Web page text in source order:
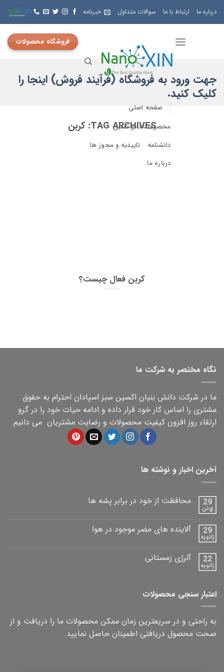
Skip
درباره ما ارتباط با ما سوالات متداول خبرنامه
صفحه اصلی
محصولات نانو کسین
دانشنامه
تاییدیه و مجوز ها
درباره ما
فروشگاه محصولات
جهت ورود به فروشگاه (فرآیند فروش) اینجا را
کلیک کنید.
TAG ARCHIVES: کربن
کربن فعال چیست؟
نگاه مختصر به شرکت ما
ما در شرکت دانش بنیان اکسین سبز اسپادان احترام به حقوق
مشتری را اساس کار خود قرار داده و ادامه حیات خود را در گرو
ارتقاء روز افزون کیفیت محصولات و رضایت مشتریان می دانیم.
آخرین اخبار و نوشته ها
29
ژوئن
محافظت از خود در برابر پشه ها
29
ژانویه
آلاینده های مضر موجود در هوا
22
ژانویه
آلرژی زمستانی
اعتبار سنجی محصولات
به راحتی و در سریعترین زمان ممکن محصولات ما را دریافت و از
صحت محصول دریافتی اطمینان حاصل نمایید.